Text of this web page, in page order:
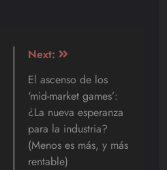
Next:
El ascenso de los
‘mid-market games’:
¿La nueva esperanza
para la industria?
(Menos es más, y más
rentable)